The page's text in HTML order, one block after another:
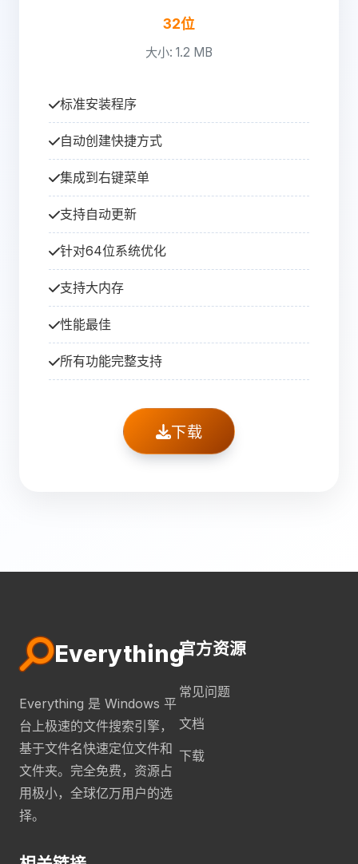
32位
大小: 1.2 MB
标准安装程序
自动创建快捷方式
集成到右键菜单
支持自动更新
针对64位系统优化
支持大内存
性能最佳
所有功能完整支持
下载
Everything
Everything 是 Windows 平
台上极速的文件搜索引擎，
基于文件名快速定位文件和
文件夹。完全免费，资源占
用极小，全球亿万用户的选
择。
官方资源
常见问题
文档
下载